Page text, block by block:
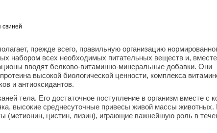
прежде всего, правильную организацию
набором всех необходимых питательных веществ и,
вводят белково-витаминно-минеральные добавки. Они
высокой биологической ценности, комплекса
и антиоксидантов.
тела. Его достаточное поступление в организм вместе с
высокие среднесуточные привесы живой массы животных.
цистин, лизин), играющие важнейшую роль в